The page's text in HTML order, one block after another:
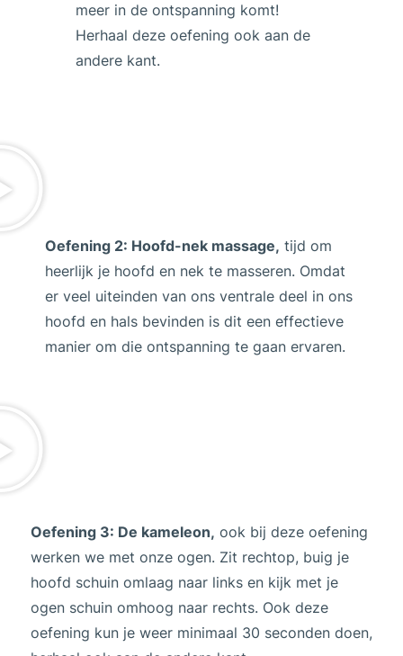
meer in de ontspanning komt!
Herhaal deze oefening ook aan de
andere kant.
Oefening 2: Hoofd-nek massage, tijd om
heerlijk je hoofd en nek te masseren. Omdat
er veel uiteinden van ons ventrale deel in ons
hoofd en hals bevinden is dit een effectieve
manier om die ontspanning te gaan ervaren.
Oefening 3: De kameleon, ook bij deze oefening
werken we met onze ogen. Zit rechtop, buig je
hoofd schuin omlaag naar links en kijk met je
ogen schuin omhoog naar rechts. Ook deze
oefening kun je weer minimaal 30 seconden doen,